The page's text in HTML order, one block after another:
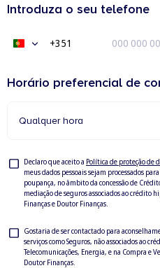
Introduza o seu telefone
Portugal+351
Horário preferencial de
Qualquer hora
Privacy
Check
Declaro que aceito a Política de proteção de
meus dados pessoais sejam processados
poupança, no âmbito da concessão de Crédito à Habitação, bem como no âmbito da
mediação de seguros associados ao crédito
Finanças e Doutor Finanças.
Privacy
Check
Gostaria de ser contactado para
serviços como Seguros, não associados ao
Telecomunicações, Energia, e na Compra e
Doutor Finanças.